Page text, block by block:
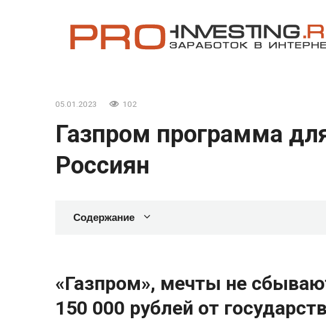
05.01.2023 102
Газпром программа
Россиян
Содержание
«Газпром», мечты не
150 000 рублей от